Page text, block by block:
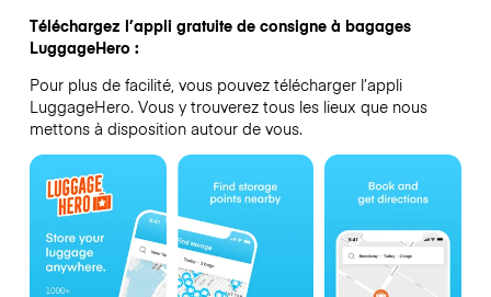
Téléchargez l’appli gratuite de consigne à bagages
LuggageHero :
Pour plus de facilité, vous pouvez télécharger l’appli
LuggageHero. Vous y trouverez tous les lieux que nous
mettons à disposition autour de vous.